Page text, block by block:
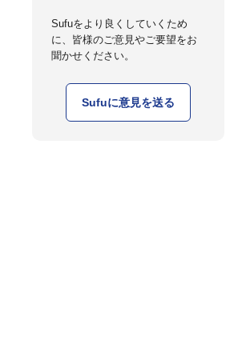
Sufuをより良くしていくため
に、皆様のご意見やご要望をお
聞かせください。
Sufuに意見を送る